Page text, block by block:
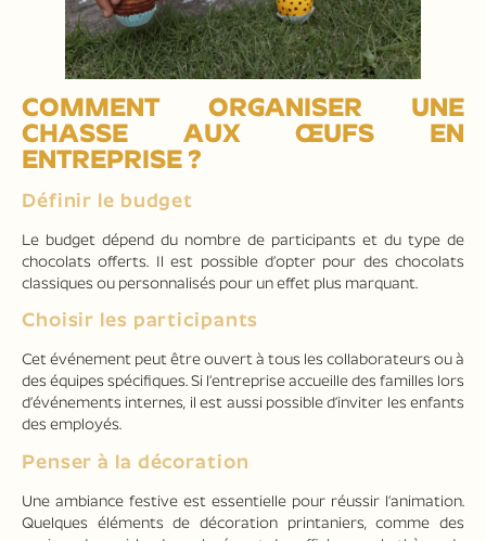
COMMENT ORGANISER UNE
CHASSE AUX ŒUFS EN
ENTREPRISE ?
Définir le budget
Le budget dépend du nombre de participants et du type de
chocolats offerts. Il est possible d’opter pour des chocolats
classiques ou personnalisés pour un effet plus marquant.
Choisir les participants
Cet événement peut être ouvert à tous les collaborateurs ou à
des équipes spécifiques. Si l’entreprise accueille des familles lors
d’événements internes, il est aussi possible d’inviter les enfants
des employés.
Penser à la décoration
Une ambiance festive est essentielle pour réussir l’animation.
Quelques éléments de décoration printaniers, comme des